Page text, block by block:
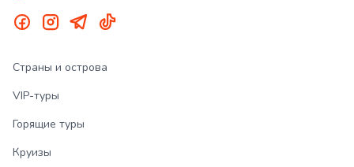
Страны и острова
VIP-туры
Горящие туры
Круизы